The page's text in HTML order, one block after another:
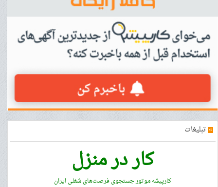
» تبلیغات
کار در منزل
کارپیشه موتور جستجوی فرصت‌های شغلی ایران